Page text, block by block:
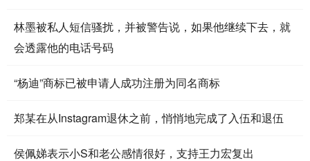
林墨被私人短信骚扰，并被警告说，如果他继续下去，就
会透露他的电话号码
“杨迪”商标已被申请人成功注册为同名商标
郑某在从Instagram退休之前，悄悄地完成了入伍和退伍
侯佩娣表示小S和老公感情很好，支持王力宏复出